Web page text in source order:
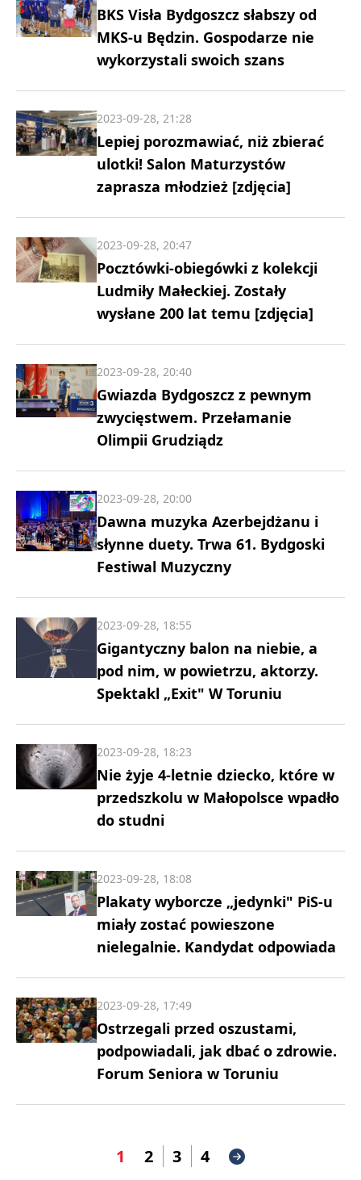
BKS Visła Bydgoszcz słabszy od
MKS-u Będzin. Gospodarze nie
wykorzystali swoich szans
Lepiej porozmawiać, niż zbierać
ulotki! Salon Maturzystów
zaprasza młodzież [zdjęcia]
2023-09-28, 21:28
Pocztówki-obiegówki z kolekcji
Ludmiły Małeckiej. Zostały
wysłane 200 lat temu [zdjęcia]
2023-09-28, 20:47
Gwiazda Bydgoszcz z pewnym
zwycięstwem. Przełamanie
Olimpii Grudziądz
2023-09-28, 20:40
Dawna muzyka Azerbejdżanu i
słynne duety. Trwa 61. Bydgoski
Festiwal Muzyczny
2023-09-28, 20:00
Gigantyczny balon na niebie, a
pod nim, w powietrzu, aktorzy.
Spektakl „Exit" W Toruniu
2023-09-28, 18:55
Nie żyje 4-letnie dziecko, które w
przedszkolu w Małopolsce wpadło
do studni
2023-09-28, 18:23
Plakaty wyborcze „jedynki" PiS-u
miały zostać powieszone
nielegalnie. Kandydat odpowiada
2023-09-28, 18:08
Ostrzegali przed oszustami,
podpowiadali, jak dbać o zdrowie.
Forum Seniora w Toruniu
2023-09-28, 17:49
1 2 3 4